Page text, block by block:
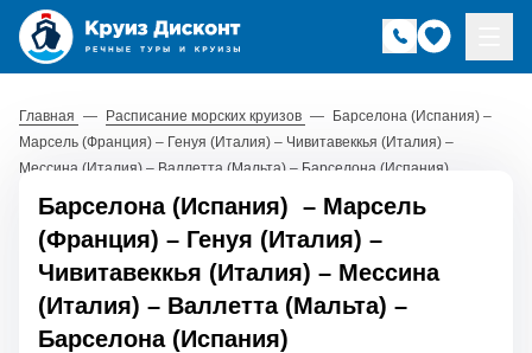
Главная — Расписание морских круизов — Барселона (Испания) –
Марсель (Франция) – Генуя (Италия) – Чивитавеккья (Италия) –
Мессина (Италия) – Валлетта (Мальта) – Барселона (Испания)
Барселона (Испания) – Марсель
(Франция) – Генуя (Италия) –
Чивитавеккья (Италия) – Мессина
(Италия) – Валлетта (Мальта) –
Барселона (Испания)